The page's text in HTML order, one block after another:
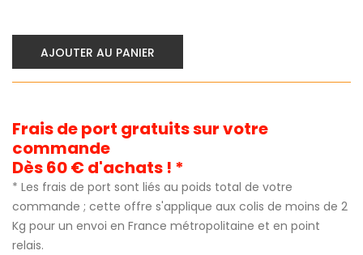
AJOUTER AU PANIER
Frais de port gratuits sur votre
commande
Dès 60 € d'achats ! *
* Les frais de port sont liés au poids total de votre
commande ; cette offre s'applique aux colis de moins de 2
Kg pour un envoi en France métropolitaine et en point
relais.